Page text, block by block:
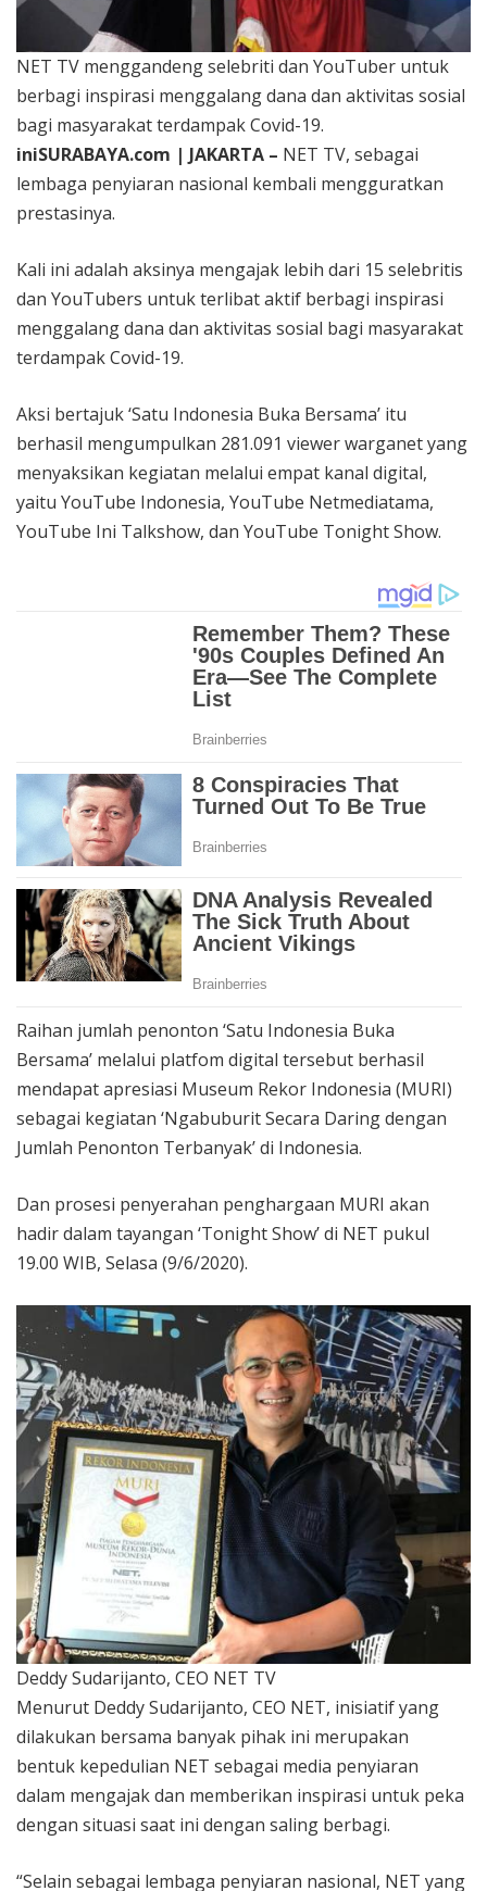
NET TV menggandeng selebriti dan YouTuber untuk
berbagi inspirasi menggalang dana dan aktivitas sosial
bagi masyarakat terdampak Covid-19.
iniSURABAYA.com | JAKARTA – NET TV, sebagai
lembaga penyiaran nasional kembali mengguratkan
prestasinya.
Kali ini adalah aksinya mengajak lebih dari 15 selebritis
dan YouTubers untuk terlibat aktif berbagi inspirasi
menggalang dana dan aktivitas sosial bagi masyarakat
terdampak Covid-19.
Aksi bertajuk ‘Satu Indonesia Buka Bersama’ itu
berhasil mengumpulkan 281.091 viewer warganet yang
menyaksikan kegiatan melalui empat kanal digital,
yaitu YouTube Indonesia, YouTube Netmediatama,
YouTube Ini Talkshow, dan YouTube Tonight Show.
Raihan jumlah penonton ‘Satu Indonesia Buka
Bersama’ melalui platfom digital tersebut berhasil
mendapat apresiasi Museum Rekor Indonesia (MURI)
sebagai kegiatan ‘Ngabuburit Secara Daring dengan
Jumlah Penonton Terbanyak’ di Indonesia.
Dan prosesi penyerahan penghargaan MURI akan
hadir dalam tayangan ‘Tonight Show’ di NET pukul
19.00 WIB, Selasa (9/6/2020).
Deddy Sudarijanto, CEO NET TV
Menurut Deddy Sudarijanto, CEO NET, inisiatif yang
dilakukan bersama banyak pihak ini merupakan
bentuk kepedulian NET sebagai media penyiaran
dalam mengajak dan memberikan inspirasi untuk peka
dengan situasi saat ini dengan saling berbagi.
“Selain sebagai lembaga penyiaran nasional, NET yang